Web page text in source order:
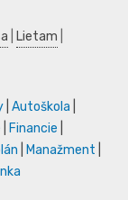
Lietam
Autoškola
Financie
Manažment